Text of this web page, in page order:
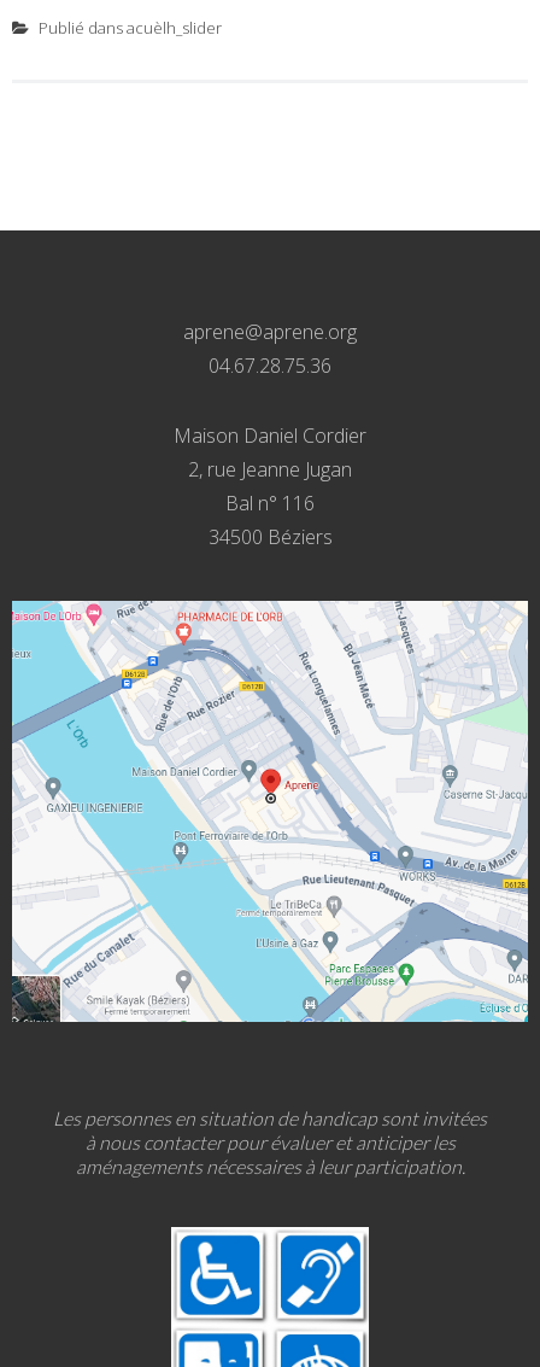
Publié dansacuèlh_slider
aprene@aprene.org
04.67.28.75.36
Maison Daniel Cordier
2, rue Jeanne Jugan
Bal n° 116
34500 Béziers
Les personnes en situation de handicap sont invitées
à nous contacter pour évaluer et anticiper les
aménagements nécessaires à leur participation.